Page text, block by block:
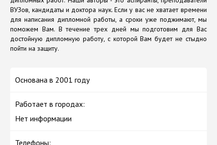
ВУЗов, кандидаты и доктора наук. Если у вас не хватает времени
для написания дипломной работы, а сроки уже поджимают, мы
поможем Вам. В течение трех дней мы подготовим для Вас
достойную дипломную работу, с которой Вам будет не стыдно
пойти на защиту.
Основана в 2001 году
Работает в городах:
Нет информации
Телефоны: